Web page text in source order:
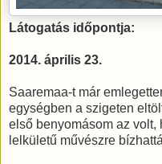
Látogatás időpontja:
2014. április 23.
Saaremaa-t már
egységben a szigeten
első benyomásom az volt,
lelkületű művészre